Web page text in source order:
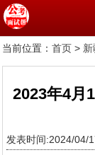
当前位置： 首页> 新
2023年4月
发表时间:2024/04/